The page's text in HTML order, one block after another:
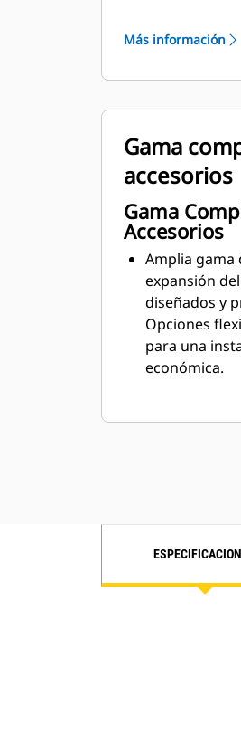
Más información
Gama
accesorios
Gama
Accesorios
Amplia gama
expansión
diseñados y
Opciones
para una
económica.